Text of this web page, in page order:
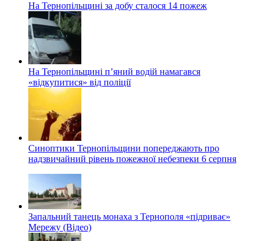
На Тернопільщині за добу сталося 14 пожеж
На Тернопільщині п’яний водій намагався
«відкупитися» від поліції
Синоптики Тернопільщини попереджають про
надзвичайний рівень пожежної небезпеки 6 серпня
Запальний танець монаха з Тернополя «підриває»
Мережу (Відео)